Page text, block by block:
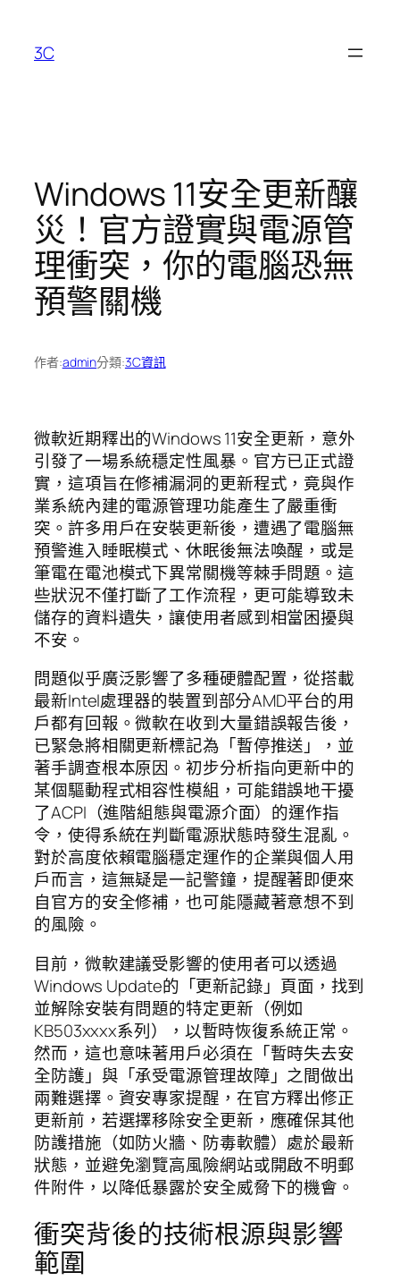
3C
Windows 11安全更新釀
災！官方證實與電源管
理衝突，你的電腦恐無
預警關機
作者:admin分類:3C資訊
微軟近期釋出的Windows 11安全更新，意外
引發了一場系統穩定性風暴。官方已正式證
實，這項旨在修補漏洞的更新程式，竟與作
業系統內建的電源管理功能產生了嚴重衝
突。許多用戶在安裝更新後，遭遇了電腦無
預警進入睡眠模式、休眠後無法喚醒，或是
筆電在電池模式下異常關機等棘手問題。這
些狀況不僅打斷了工作流程，更可能導致未
儲存的資料遺失，讓使用者感到相當困擾與
不安。
問題似乎廣泛影響了多種硬體配置，從搭載
最新Intel處理器的裝置到部分AMD平台的用
戶都有回報。微軟在收到大量錯誤報告後，
已緊急將相關更新標記為「暫停推送」，並
著手調查根本原因。初步分析指向更新中的
某個驅動程式相容性模組，可能錯誤地干擾
了ACPI（進階組態與電源介面）的運作指
令，使得系統在判斷電源狀態時發生混亂。
對於高度依賴電腦穩定運作的企業與個人用
戶而言，這無疑是一記警鐘，提醒著即便來
自官方的安全修補，也可能隱藏著意想不到
的風險。
目前，微軟建議受影響的使用者可以透過
Windows Update的「更新記錄」頁面，找到
並解除安裝有問題的特定更新（例如
KB503xxxx系列），以暫時恢復系統正常。
然而，這也意味著用戶必須在「暫時失去安
全防護」與「承受電源管理故障」之間做出
兩難選擇。資安專家提醒，在官方釋出修正
更新前，若選擇移除安全更新，應確保其他
防護措施（如防火牆、防毒軟體）處於最新
狀態，並避免瀏覽高風險網站或開啟不明郵
件附件，以降低暴露於安全威脅下的機會。
衝突背後的技術根源與影響
範圍